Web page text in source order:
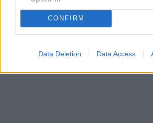
CONFIRM
Data Deletion Data Access